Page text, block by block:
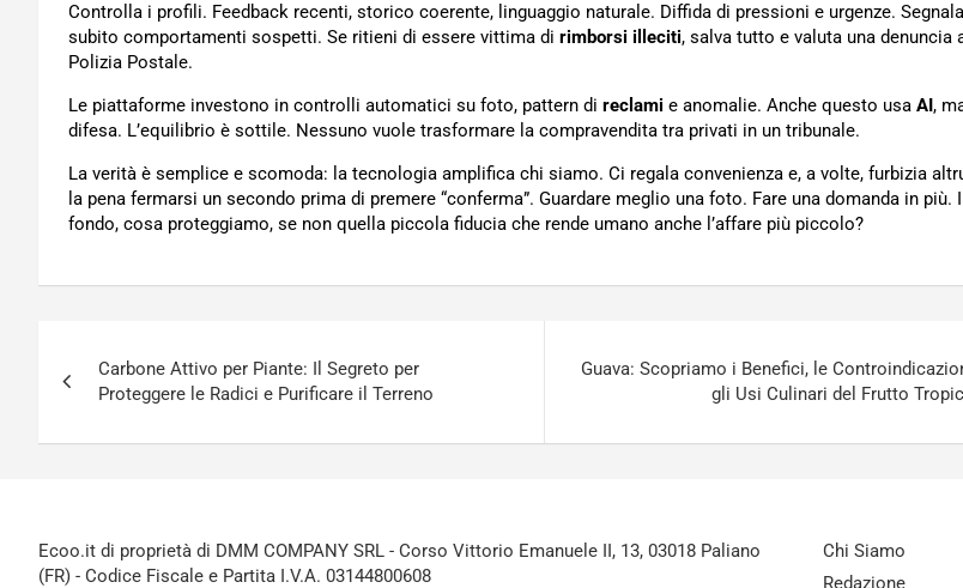
Controlla i profili. Feedback recenti, storico coerente, linguaggio naturale. Diffida di pressioni e urgenze. Segnala
subito comportamenti sospetti. Se ritieni di essere vittima di rimborsi illeciti, salva tutto e valuta una denuncia
Polizia Postale.
Le piattaforme investono in controlli automatici su foto, pattern di reclami e anomalie. Anche questo usa AI,
difesa. L’equilibrio è sottile. Nessuno vuole trasformare la compravendita tra privati in un tribunale.
La verità è semplice e scomoda: la tecnologia amplifica chi siamo. Ci regala convenienza e, a volte, furbizia
la pena fermarsi un secondo prima di premere “conferma”. Guardare meglio una foto. Fare una domanda in più.
fondo, cosa proteggiamo, se non quella piccola fiducia che rende umano anche l’affare più piccolo?
articoli
Carbone Attivo per Piante: Il Segreto per
Proteggere le Radici e Purificare il Terreno
Guava: Scopriamo i Benefici, le
gli Usi Culinari del Frutto
Ecoo.it di proprietà di DMM COMPANY SRL - Corso Vittorio Emanuele II, 13, 03018 Paliano
(FR) - Codice Fiscale e Partita I.V.A. 03144800608
Chi Siamo
Redazione